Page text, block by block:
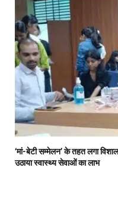
‘मां-बेटी सम्मेलन’ के तहत लगा
उठाया स्वास्थ्य सेवाओं का लाभ